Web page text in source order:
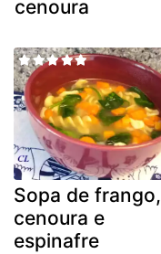
cenoura
Sopa de frango,
cenoura e
espinafre